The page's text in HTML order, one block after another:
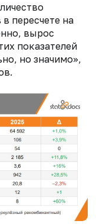
пересчете на
вырос
показателей
но значимо»,